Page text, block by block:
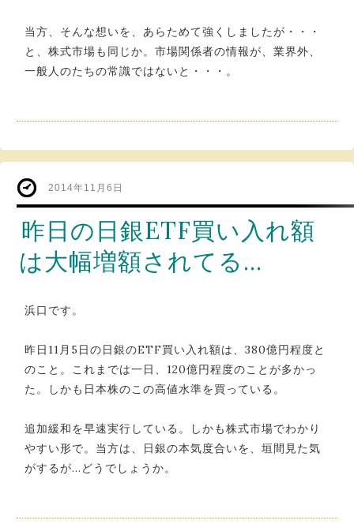
当方、そんな想いを、あらためて強くしましたが・・・
と、株式市場も同じか。市場関係者の情報が、業界外、
一般人のたちの常識ではないと・・・。
2014年11月6日
昨日の日銀ETF買い入れ額
は大幅増額されてる…
浜口です。
昨日11月5日の日銀のETF買い入れ額は、380億円程度と
のこと。これまでは一日、120億円程度のことが多かっ
た。しかも日本株のこの高値水準を買っている。
追加緩和を早速実行している。しかも株式市場でわかり
やすい形で。当方は、日銀の本気度合いを、垣間見た気
がするが…どうでしょうか。